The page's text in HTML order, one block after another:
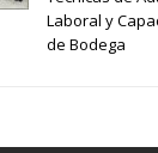
Laboral y
de Bodega